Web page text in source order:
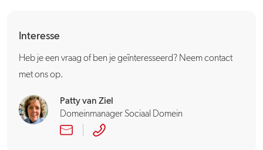
Interesse
Heb je een vraag of ben je geïnteresseerd? Neem contact
met ons op.
Patty van Ziel
Domeinmanager Sociaal Domein